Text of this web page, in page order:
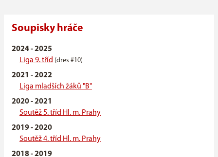
Soupisky hráče
2024 - 2025
Liga 9. tříd (dres #10)
2021 - 2022
Liga mladších žáků "B"
2020 - 2021
Soutěž 5. tříd Hl. m. Prahy
2019 - 2020
Soutěž 4. tříd Hl. m. Prahy
2018 - 2019